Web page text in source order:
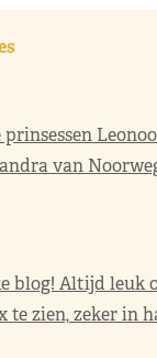
van
blog! Altijd leuk
te zien, zeker in